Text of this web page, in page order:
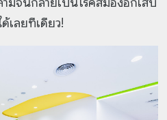
เลยทีเดียว!